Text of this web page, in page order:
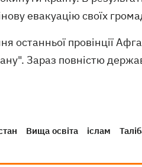
евакуацію своїх
останньої провінції
Зараз повністю
Вища освіта іслам